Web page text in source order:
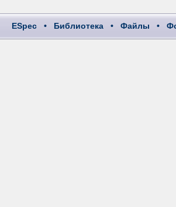
ESpec • Библиотека • Файлы •